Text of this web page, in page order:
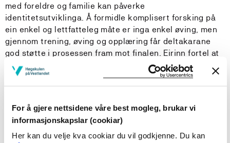
For å gjere nettsidene våre best mogleg, brukar vi
informasjonskapslar (cookiar)
Her kan du velje kva cookiar du vil godkjenne. Du kan
med foreldre og familie kan påverke
identitetsutviklinga. Å formidle komplisert forsking på
ein enkel og lettfatteleg måte er inga enkel øving, men
gjennom trening, øving og opplæring får deltakarane
god støtte i prosessen fram mot finalen. Eirinn fortel at
sjansen til å få profesjonell rettleiing var ein viktig
motivasjonsfaktor for å melde seg på:
få sjansen til å få såpass tett oppfølging av ein coach
saman med andre deltakarar, synest eg både verka
nyttig og kjekt.